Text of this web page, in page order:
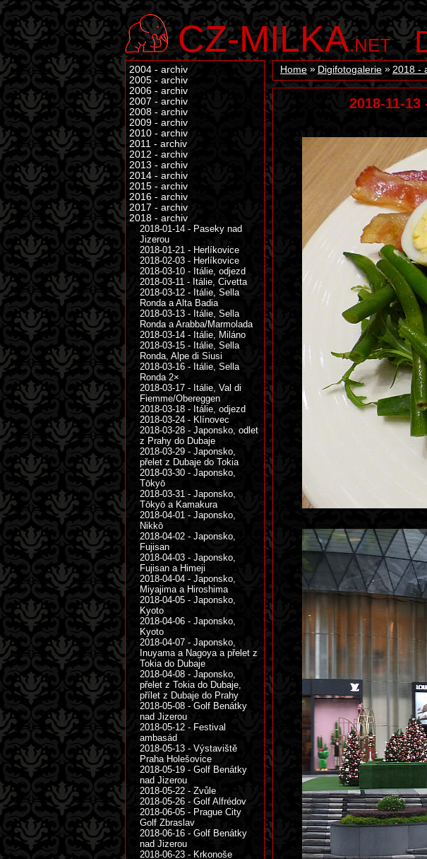
CZ-MILKA.NET
Home Digifotogalerie 2018 -
2018-11-13
2004 - archiv
2005 - archiv
2006 - archiv
2007 - archiv
2008 - archiv
2009 - archiv
2010 - archiv
2011 - archiv
2012 - archiv
2013 - archiv
2014 - archiv
2015 - archiv
2016 - archiv
2017 - archiv
2018 - archiv
2018-01-14 - Paseky nad
Jizerou
2018-01-21 - Herlíkovice
2018-02-03 - Herlíkovice
2018-03-10 - Itálie, odjezd
2018-03-11 - Itálie, Civetta
2018-03-12 - Itálie, Sella
Ronda a Alta Badia
2018-03-13 - Itálie, Sella
Ronda a Arabba/Marmolada
2018-03-14 - Itálie, Miláno
2018-03-15 - Itálie, Sella
Ronda, Alpe di Siusi
2018-03-16 - Itálie, Sella
Ronda 2×
2018-03-17 - Itálie, Val di
Fiemme/Obereggen
2018-03-18 - Itálie, odjezd
2018-03-24 - Klínovec
2018-03-28 - Japonsko, odlet
z Prahy do Dubaje
2018-03-29 - Japonsko,
přelet z Dubaje do Tokia
2018-03-30 - Japonsko,
Tōkyō
2018-03-31 - Japonsko,
Tōkyō a Kamakura
2018-04-01 - Japonsko,
Nikkō
2018-04-02 - Japonsko,
Fujisan
2018-04-03 - Japonsko,
Fujisan a Himeji
2018-04-04 - Japonsko,
Miyajima a Hiroshima
2018-04-05 - Japonsko,
Kyoto
2018-04-06 - Japonsko,
Kyoto
2018-04-07 - Japonsko,
Inuyama a Nagoya a přelet z
Tokia do Dubaje
2018-04-08 - Japonsko,
přelet z Tokia do Dubaje,
přílet z Dubaje do Prahy
2018-05-08 - Golf Benátky
nad Jizerou
2018-05-12 - Festival
ambasád
2018-05-13 - Výstaviště
Praha Holešovice
2018-05-19 - Golf Benátky
nad Jizerou
2018-05-22 - Zvůle
2018-05-26 - Golf Alfrédov
2018-06-05 - Prague City
Golf Zbraslav
2018-06-16 - Golf Benátky
nad Jizerou
2018-06-23 - Krkonoše